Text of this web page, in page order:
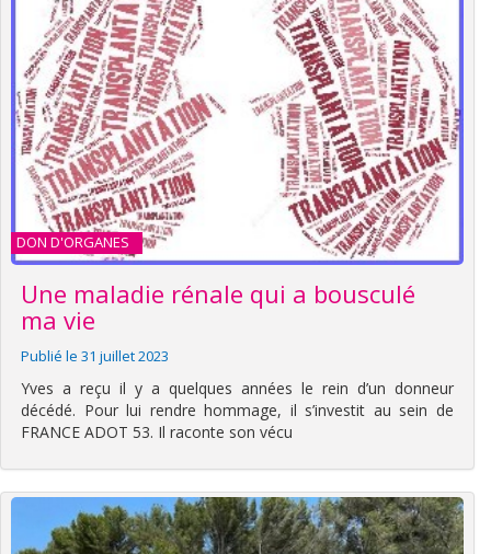
DON D'ORGANES
Une maladie rénale qui a bousculé
ma vie
Publié le 31 juillet 2023
Yves a reçu il y a quelques années le rein d’un donneur
décédé. Pour lui rendre hommage, il s’investit au sein de
FRANCE ADOT 53. Il raconte son vécu